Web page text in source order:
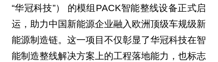
“华冠科技”） 的模组PACK智能整线设备正式启
运，助力中国新能源企业融入欧洲顶级车规级新
能源制造链。这一项目不仅彰显了华冠科技在智
能制造整线解决方案上的工程落地能力，也标志